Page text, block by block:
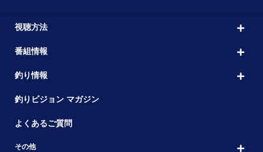
視聴方法
番組情報
釣り情報
釣りビジョン マガジン
よくあるご質問
その他